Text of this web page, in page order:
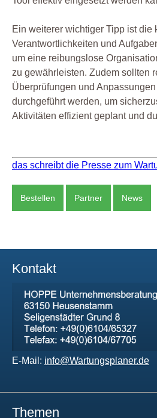
Ein weiterer wichtiger Tipp ist die
Verantwortlichkeiten und
um eine reibungslose
zu gewährleisten. Zudem sollten
Überprüfungen und
durchgeführt werden, um
Aktivitäten effizient geplant und
das schreibt die Presse zum
Bestellen Partner News
Kontakt
E-Mail: info@Wartungsplaner.de
Themen